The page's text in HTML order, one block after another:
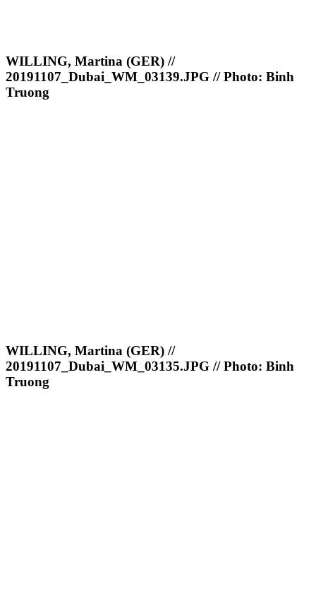
WILLING, Martina (GER) //
20191107_Dubai_WM_03139.JPG // Photo: Binh
Truong
WILLING, Martina (GER) //
20191107_Dubai_WM_03135.JPG // Photo: Binh
Truong